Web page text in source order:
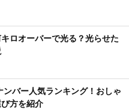
ロオーバーで光る？光らせた
ンバー人気ランキング！おしゃ
方を紹介